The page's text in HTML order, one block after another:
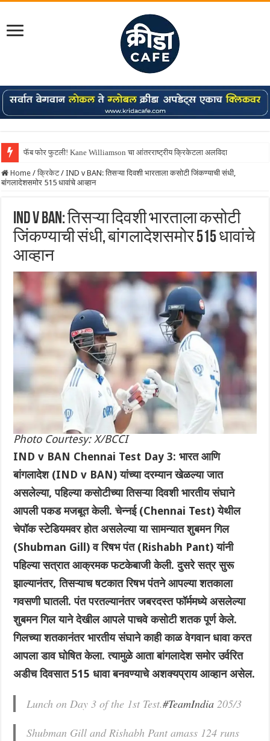
फॅब फोर फुटली! Kane Williamson चा आंतरराष्ट्रीय क्रिकेटला अलविदा
Home / क्रिकेट / IND v BAN: तिसऱ्या दिवशी भारताला कसोटी जिंकण्याची संधी,
बांगलादेशसमोर 515 धावांचे आव्हान
IND v BAN: तिसऱ्या दिवशी भारताला कसोटी
जिंकण्याची संधी, बांगलादेशसमोर 515 धावांचे
आव्हान
Photo Courtesy: X/BCCI
IND v BAN Chennai Test Day 3: भारत आणि
बांगलादेश (IND v BAN) यांच्या दरम्यान खेळल्या जात
असलेल्या, पहिल्या कसोटीच्या तिसऱ्या दिवशी भारतीय संघाने
आपली पकड मजबूत केली. चेन्नई (Chennai Test) येथील
चेपॉक स्टेडियमवर होत असलेल्या या सामन्यात शुबमन गिल
(Shubman Gill) व रिषभ पंत (Rishabh Pant) यांनी
पहिल्या सत्रात आक्रमक फटकेबाजी केली. दुसरे सत्र सुरू
झाल्यानंतर, तिसऱ्याच षटकात रिषभ पंतने आपल्या शतकाला
गवसणी घातली. पंत परतल्यानंतर जबरदस्त फॉर्ममध्ये असलेल्या
शुबमन गिल याने देखील आपले पाचवे कसोटी शतक पूर्ण केले.
गिलच्या शतकानंतर भारतीय संघाने काही काळ वेगवान धावा करत
आपला डाव घोषित केला. त्यामुळे आता बांगलादेश समोर उर्वरित
अडीच दिवसात 515 धावा बनवण्याचे अशक्यप्राय आव्हान असेल.
Lunch on Day 3 of the 1st Test.#TeamIndia 205/3
Shubman Gill and Rishabh Pant amass 124 runs